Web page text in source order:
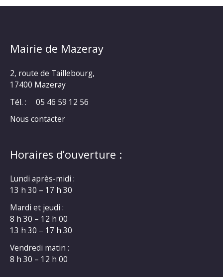
Mairie de Mazeray
2, route de Taillebourg,
17400 Mazeray
Tél. :
05 46 59 12 56
Nous contacter
Horaires d’ouverture :
Lundi après-midi :
13 h 30 – 17 h 30
Mardi et jeudi :
8 h 30 – 12 h 00
13 h 30 – 17 h 30
Vendredi matin :
8 h 30 – 12 h 00